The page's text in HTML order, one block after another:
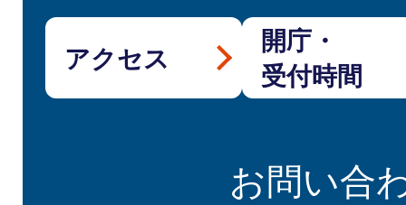
アクセス
開庁・
受付時間
お問い合